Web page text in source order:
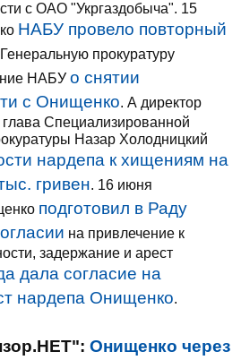
с ОАО "Укргаздобыча". 15
НАБУ провело повторный
прокуратуру
НАБУ о снятии
с Онищенко. А директор
Специализированной
Назар Холодницкий
нардепа к хищениям на
гривен. 16 июня
подготовил в Раду
на привлечение к
задержание и арест
дала согласие на
нардепа Онищенко.
Онищенко через